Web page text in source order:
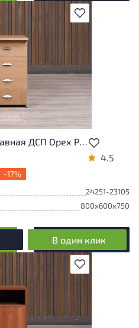
В избранное
на стадии
уточнить
у
4.5
-17%
24251-23105
800x600x750
В один клик
В избранное
на стадии